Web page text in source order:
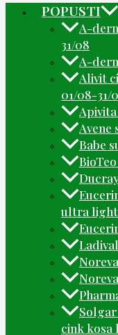
POPUSTI
A-
31/08
A-
Alivit
01/08-31/
Avene
Babe
ultra
cink kosa